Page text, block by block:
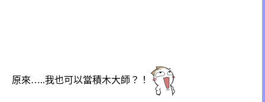
原來…..我也可以當積木大師？！